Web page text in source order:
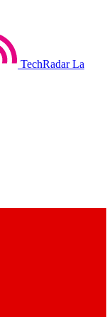
TechRadar La